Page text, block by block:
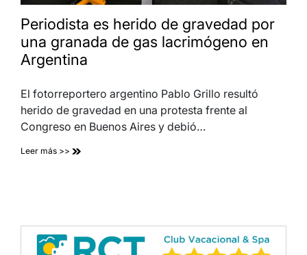
Periodista es herido de gravedad por
una granada de gas lacrimógeno en
Argentina
El fotorreportero argentino Pablo Grillo resultó
herido de gravedad en una protesta frente al
Congreso en Buenos Aires y debió…
Leer más >>